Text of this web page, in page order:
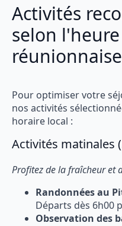
Activités
selon
réunionnaise
Pour optimiser votre
nos activités
horaire local :
Activités matinales
Profitez de la fraîcheur et
Randonnées au
Départs dès 6h00
Observation des